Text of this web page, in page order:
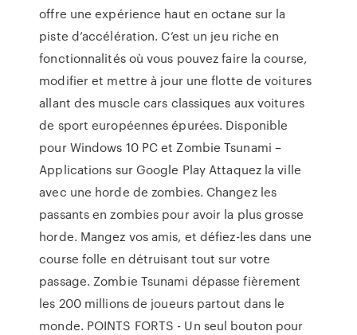
offre une expérience haut en octane sur la
piste d’accélération. C’est un jeu riche en
fonctionnalités où vous pouvez faire la course,
modifier et mettre à jour une flotte de voitures
allant des muscle cars classiques aux voitures
de sport européennes épurées. Disponible
pour Windows 10 PC et Zombie Tsunami –
Applications sur Google Play Attaquez la ville
avec une horde de zombies. Changez les
passants en zombies pour avoir la plus grosse
horde. Mangez vos amis, et défiez-les dans une
course folle en détruisant tout sur votre
passage. Zombie Tsunami dépasse fièrement
les 200 millions de joueurs partout dans le
monde. POINTS FORTS - Un seul bouton pour